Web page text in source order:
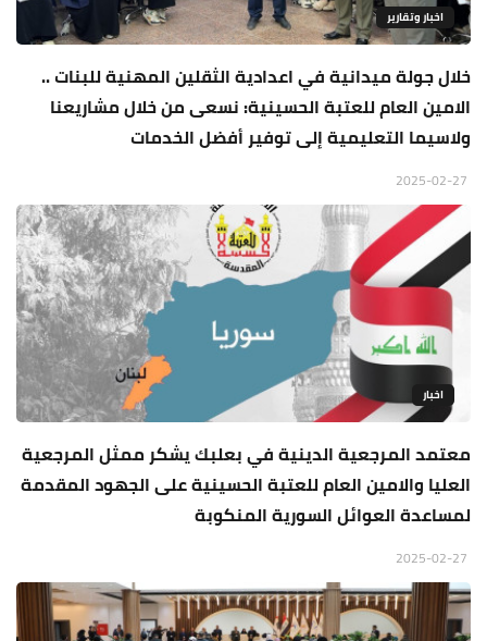
اخبار وتقارير
خلال جولة ميدانية في اعدادية الثقلين المهنية للبنات ..
الامين العام للعتبة الحسينية: نسعى من خلال مشاريعنا
ولاسيما التعليمية إلى توفير أفضل الخدمات
اخبار
معتمد المرجعية الدينية في بعلبك يشكر ممثل المرجعية
العليا والامين العام للعتبة الحسينية على الجهود المقدمة
لمساعدة العوائل السورية المنكوبة